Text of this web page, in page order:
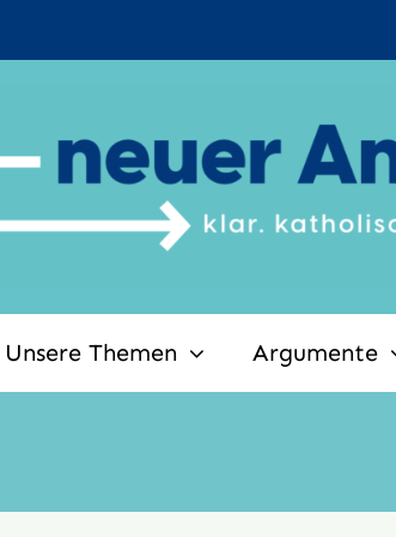
Unsere Themen Argumente